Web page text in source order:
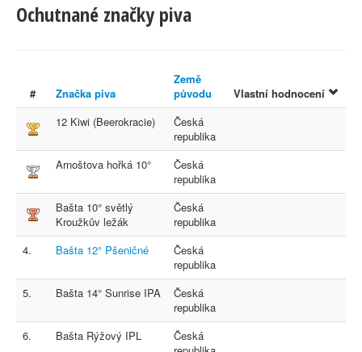
Ochutnané značky piva
# Značka piva
Země
původu
Vlastní hodnocení
12 Kiwi (Beerokracie)
Česká
republika
Arnoštova hořká 10°
Česká
republika
Bašta 10° světlý
Kroužkův ležák
Česká
republika
4.
Bašta 12° Pšeničné
Česká
republika
5.
Bašta 14° Sunrise IPA
Česká
republika
6.
Bašta Rýžový IPL
Česká